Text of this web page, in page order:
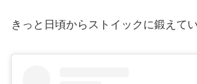
きっと日頃からストイックに鍛えて